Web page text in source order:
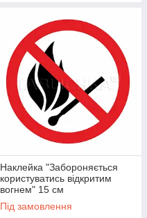
Наклейка "Забороняється
користуватись відкритим
вогнем" 15 см
Під замовлення